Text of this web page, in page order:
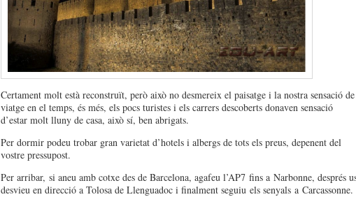
Certament molt està reconstruït, però això no desmereix el paisatge i la nostra sensació de
viatge en el temps, és més, els pocs turistes i els carrers descoberts donaven sensació
d’estar molt lluny de casa, això sí, ben abrigats.
Per dormir podeu trobar gran varietat d’hotels i albergs de tots els preus, depenent del
vostre pressupost.
Per arribar, si aneu amb cotxe des de Barcelona, agafeu l’AP7fins a Narbonne, després
desvieu en direcció a Tolosa de Llenguadoc i finalment seguiu els senyals a Carcassonne.